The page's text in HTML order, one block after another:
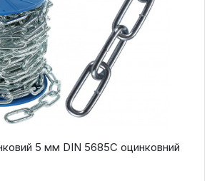
5 мм DIN 5685C оцинковний